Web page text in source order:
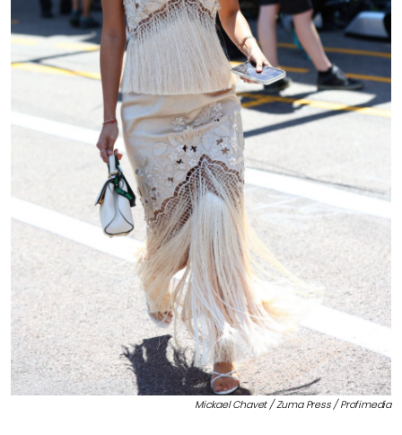
Mickael Chavet / Zuma Press / Profimedia